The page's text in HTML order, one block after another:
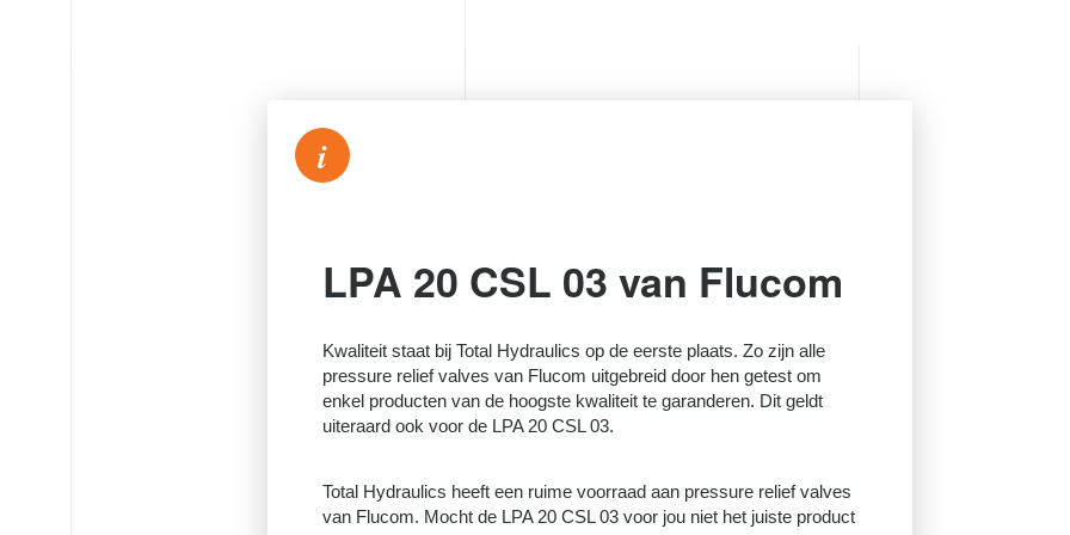
i
LPA 20 CSL 03 van Flucom
Kwaliteit staat bij Total Hydraulics op de eerste plaats. Zo zijn alle
pressure relief valves van Flucom uitgebreid door hen getest om
enkel producten van de hoogste kwaliteit te garanderen. Dit geldt
uiteraard ook voor de LPA 20 CSL 03.
Total Hydraulics heeft een ruime voorraad aan pressure relief valves
van Flucom. Mocht de LPA 20 CSL 03 voor jou niet het juiste product